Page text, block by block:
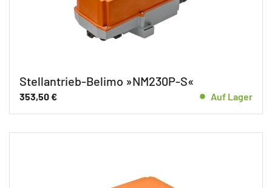
Stellantrieb-Belimo »NM230P-S«
353,50€ Auf Lager